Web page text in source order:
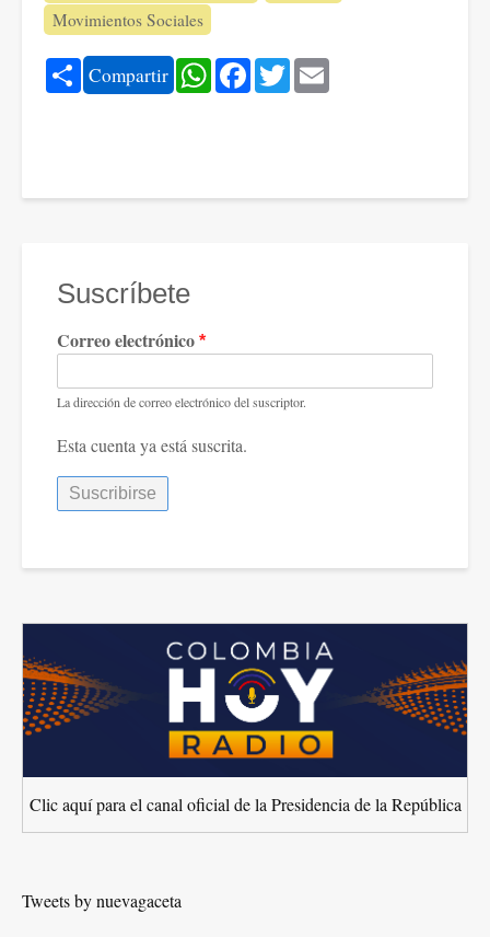
Movimientos Sociales
Share
Compartir WhatsApp
Facebook
Twitter
Suscríbete
Correo electrónico
La dirección de correo electrónico del suscriptor.
Esta cuenta ya está suscrita.
Clic aquí para el canal oficial de la Presidencia de la República
Tweets by nuevagaceta